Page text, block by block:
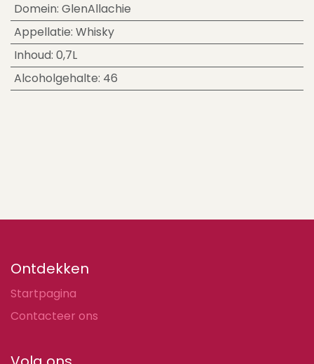
Domein: GlenAllachie
Appellatie: Whisky
Inhoud: 0,7L
Alcoholgehalte: 46
Ontdekken
Startpagina
Contacteer ons